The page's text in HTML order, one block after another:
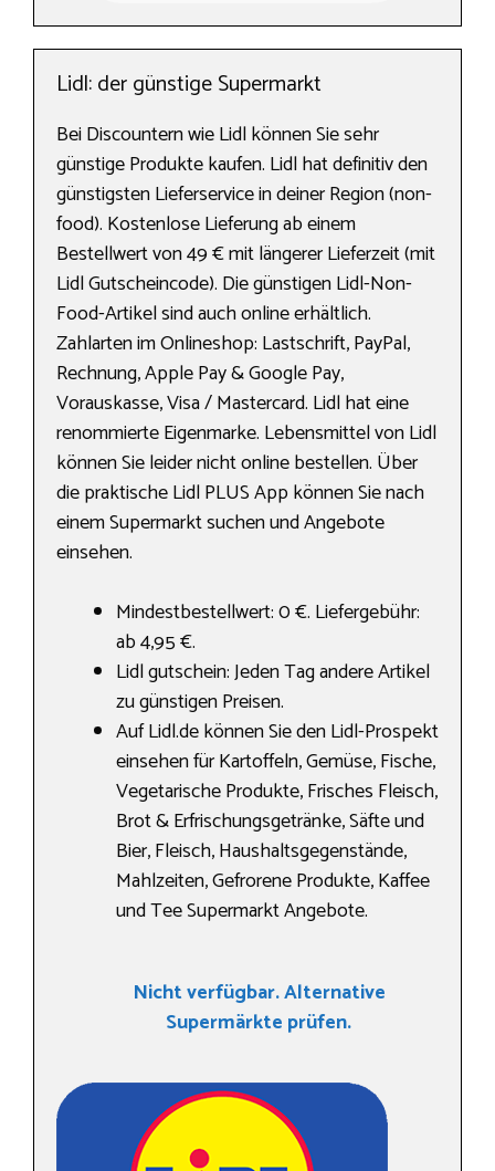
Lidl: der günstige Supermarkt
Bei Discountern wie Lidl können Sie sehr
günstige Produkte kaufen. Lidl hat definitiv den
günstigsten Lieferservice in deiner Region (non-
food). Kostenlose Lieferung ab einem
Bestellwert von 49 € mit längerer Lieferzeit (mit
Lidl Gutscheincode). Die günstigen Lidl-Non-
Food-Artikel sind auch online erhältlich.
Zahlarten im Onlineshop: Lastschrift, PayPal,
Rechnung, Apple Pay & Google Pay,
Vorauskasse, Visa / Mastercard. Lidl hat eine
renommierte Eigenmarke. Lebensmittel von Lidl
können Sie leider nicht online bestellen. Über
die praktische Lidl PLUS App können Sie nach
einem Supermarkt suchen und Angebote
einsehen.
Mindestbestellwert: 0 €. Liefergebühr:
ab 4,95 €.
Lidl gutschein: Jeden Tag andere Artikel
zu günstigen Preisen.
Auf Lidl.de können Sie den Lidl-Prospekt
einsehen für Kartoffeln, Gemüse, Fische,
Vegetarische Produkte, Frisches Fleisch,
Brot & Erfrischungsgetränke, Säfte und
Bier, Fleisch, Haushaltsgegenstände,
Mahlzeiten, Gefrorene Produkte, Kaffee
und Tee Supermarkt Angebote.
Nicht verfügbar. Alternative
Supermärkte prüfen.